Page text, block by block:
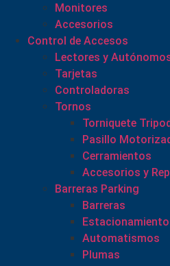
Monitores
Accesorios
Control de Accesos
Lectores y
Tarjetas
Controladoras
Tornos
Torniquete
Pasillo
Cerramientos
Accesorios y
Barreras Parking
Barreras
Estacionamiento
Automatismos
Plumas